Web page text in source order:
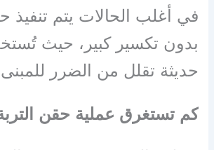
في أغلب الحالات يتم تنفيذ
بدون تكسير كبير، حيث
حديثة تقلل من الضرر للمبنى
كم تستغرق عملية حقن